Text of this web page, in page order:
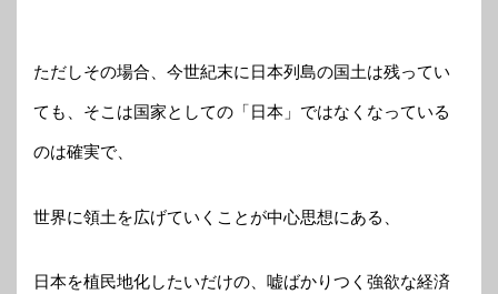
ただしその場合、今世紀末に日本列島の国土は残ってい
ても、そこは国家としての「日本」ではなくなっている
のは確実で、
世界に領土を広げていくことが中心思想にある、
日本を植民地化したいだけの、嘘ばかりつく強欲な経済